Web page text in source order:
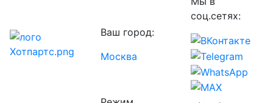
Ваш город:
Москва
соц.сетях: